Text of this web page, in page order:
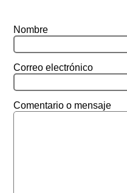
Nombre
Correo electrónico
Comentario o mensaje